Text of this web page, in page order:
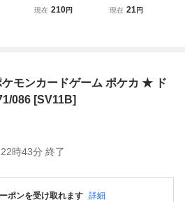
カ
古 ★ ポケモンカ
現在 210円
古 ★ ポケモンカ
現在 21円
モンカードゲーム ポケカ ★ ド
086 [SV11B]
時43分 終了
ポンを受け取れます 詳細